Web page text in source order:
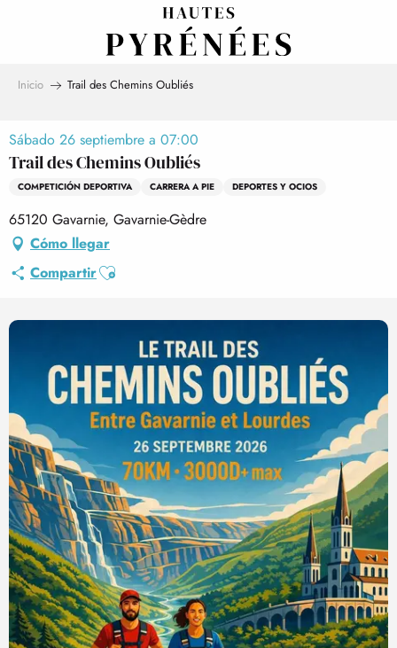
Inicio Trail des Chemins Oubliés
Sábado 26 septiembre a 07:00
Trail des Chemins Oubliés
COMPETICIÓN DEPORTIVA CARRERA A PIE DEPORTES Y OCIOS
65120 Gavarnie, Gavarnie-Gèdre
Cómo llegar
CompartirAjouter aux favoris